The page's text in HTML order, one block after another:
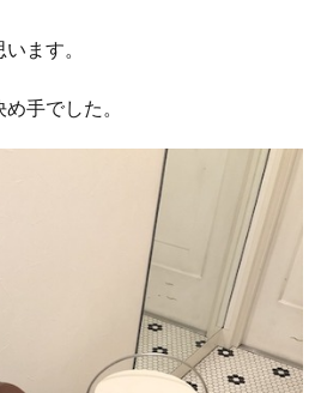
ます。
手でした。